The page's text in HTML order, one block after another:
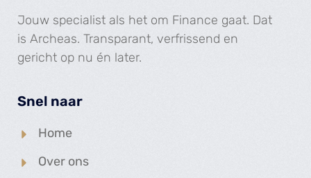
Jouw specialist als het om Finance gaat. Dat
is Archeas. Transparant, verfrissend en
gericht op nu én later.
Snel naar
Home
Over ons